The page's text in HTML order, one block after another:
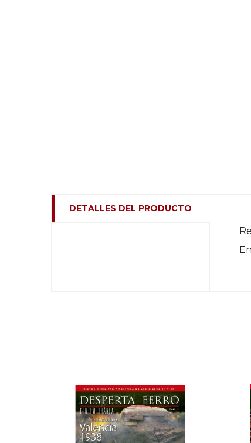
DETALLES DEL PRODUCTO